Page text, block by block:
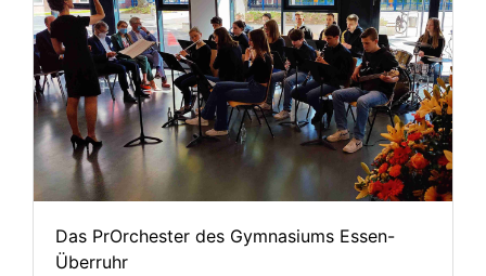
Das PrOrchester des Gymnasiums Essen-
Überruhr